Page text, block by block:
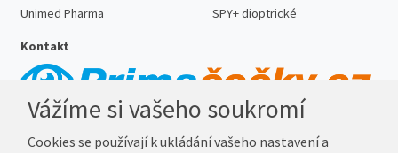
Unimed Pharma
SPY+ dioptrické
Kontakt
E-mail:info@prima-cocky.cz
Vážíme si vašeho soukromí
Cookies se používají k ukládání vašeho nastavení a